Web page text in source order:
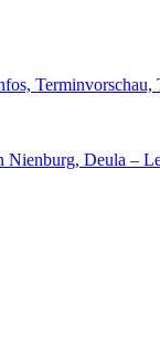
Terminvorschau,
Deula –